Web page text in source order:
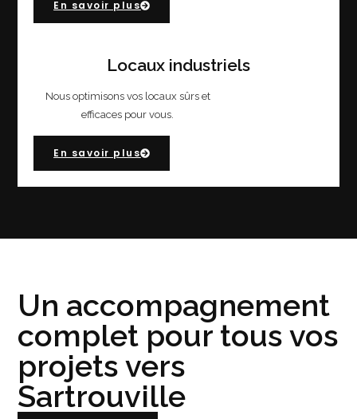
En savoir plus
Locaux industriels
Nous optimisons vos locaux sûrs et
efficaces pour vous.
En savoir plus
Un accompagnement
complet pour tous vos
projets vers
Sartrouville